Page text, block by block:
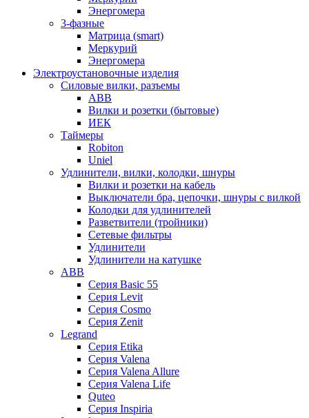
Энергомера
3-фазные
Матрица (smart)
Меркурий
Энергомера
Электроустановочные изделия
Силовые вилки, разъемы
ABB
Вилки и розетки (бытовые)
ИЕК
Таймеры
Robiton
Uniel
Удлинители, вилки, колодки, шнуры
Вилки и розетки на кабель
Выключатели бра, цепочки, шнуры с вилкой
Колодки для удлинителей
Разветвители (тройники)
Сетевые фильтры
Удлинители
Удлинители на катушке
ABB
Серия Basic 55
Серия Levit
Серия Cosmo
Серия Zenit
Legrand
Серия Etika
Серия Valena
Серия Valena Allure
Серия Valena Life
Quteo
Серия Inspiria